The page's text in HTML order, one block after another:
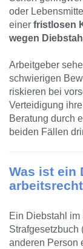
oder
einer fristlosen
wegen
Arbeitgeber
schwierigen
riskieren bei
Verteidigung
Beratung durch
beiden Fällen
Was ist ein
Ein Diebstahl im
Strafgesetzbuch
anderen Person